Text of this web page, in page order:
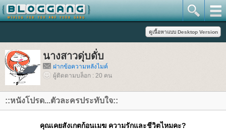
นางสาวดุ่บดั่บ
ฝากข้อความหลังไมค์
ผู้ติดตามบล็อก : 20 คน
::หนังโปรด...ตัวละครประทับใจ::
คุณเคยสังเกตก้อนเมฆ ความรักและชีวิตไหมคะ?